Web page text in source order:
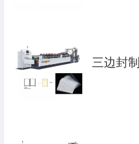
三边封